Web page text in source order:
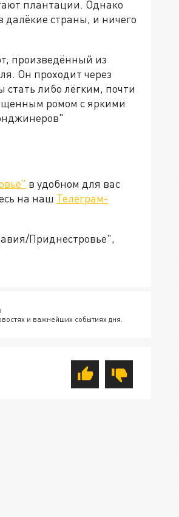
плантации. Однако
далёкие страны, и ничего
произведённый из
Он проходит через
либо лёгким, почти
ромом с яркими
в удобном для вас
на наш Телеграм-
Приднестровье",
и важнейших событиях дня.